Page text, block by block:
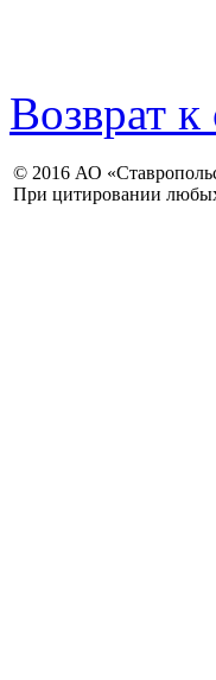
Возврат к
© 2016 АО
При цитировании любых